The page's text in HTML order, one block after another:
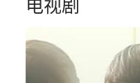
电视剧